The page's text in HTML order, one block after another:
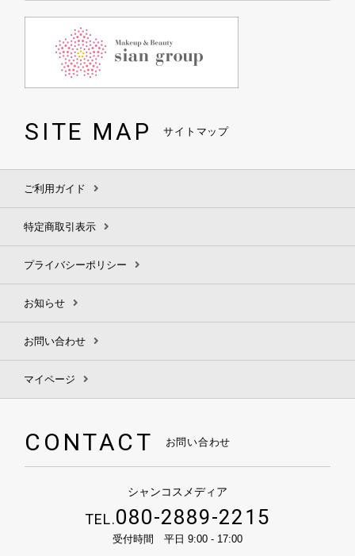
SITE MAP サイトマップ
ご利用ガイド
特定商取引表示
プライバシーポリシー
お知らせ
お問い合わせ
マイページ
CONTACT お問い合わせ
シャンコスメディア
TEL.080-2889-2215
受付時間 平日 9:00 - 17:00